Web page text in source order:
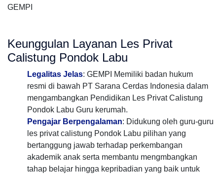
GEMPI
Keunggulan Layanan Les Privat
Calistung Pondok Labu
Legalitas Jelas: GEMPI Memiliki badan hukum
resmi di bawah PT Sarana Cerdas Indonesia dalam
mengambangkan Pendidikan Les Privat Calistung
Pondok Labu Guru kerumah.
Pengajar Berpengalaman: Didukung oleh guru-guru
les privat calistung Pondok Labu pilihan yang
bertanggung jawab terhadap perkembangan
akademik anak serta membantu mengmbangkan
tahap belajar hingga kepribadian yang baik untuk